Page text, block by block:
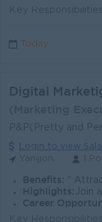
Today
Digital
P&P(Pretty and
Login to view
Benefits: * Attractive
Highlights: Join
Career